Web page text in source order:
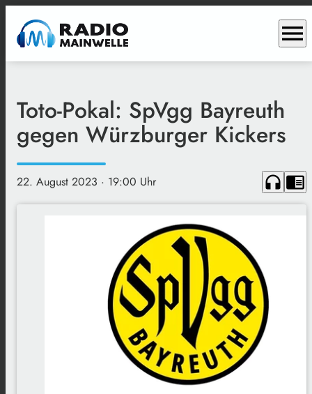
menu
Toto-Pokal: SpVgg Bayreuth
gegen Würzburger Kickers
22. August 2023 · 19:00 Uhr headphones chrome_reader_mode